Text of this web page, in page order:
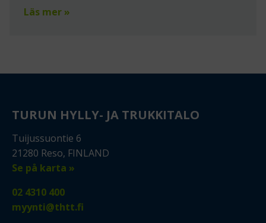
Läs mer »
TURUN HYLLY- JA TRUKKITALO
Tuijussuontie 6
21280 Reso, FINLAND
Se på karta »
02 4310 400
myynti@thtt.fi